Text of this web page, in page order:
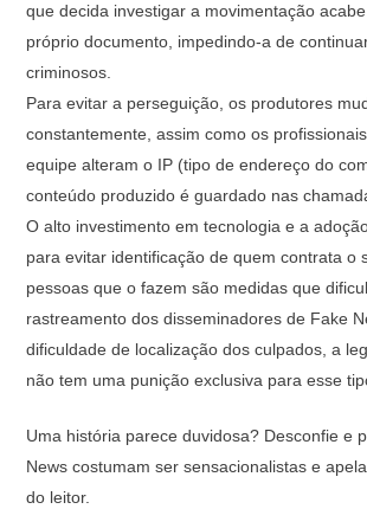
que decida investigar a movimentação
próprio documento, impedindo-a de
criminosos.
Para evitar a perseguição, os produtores
constantemente, assim como os
equipe alteram o IP (tipo de endereço do
conteúdo produzido é guardado nas
O alto investimento em tecnologia e a
para evitar identificação de quem contrata o
pessoas que o fazem são medidas que
rastreamento dos disseminadores de Fake
dificuldade de localização dos culpados, a
não tem uma punição exclusiva para esse
Uma história parece duvidosa? Desconfie e
News costumam ser sensacionalistas e
do leitor.